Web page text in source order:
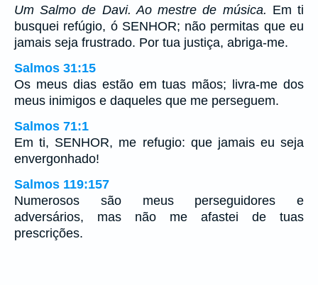
Um Salmo de Davi. Ao mestre de música. Em ti
busquei refúgio, ó SENHOR; não permitas que eu
jamais seja frustrado. Por tua justiça, abriga-me.
Salmos 31:15
Os meus dias estão em tuas mãos; livra-me dos
meus inimigos e daqueles que me perseguem.
Salmos 71:1
Em ti, SENHOR, me refugio: que jamais eu seja
envergonhado!
Salmos 119:157
Numerosos são meus perseguidores e
adversários, mas não me afastei de tuas
prescrições.